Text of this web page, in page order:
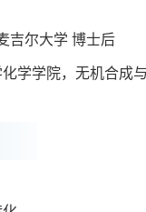
吉尔大学 博士后
化学学院，无机合成